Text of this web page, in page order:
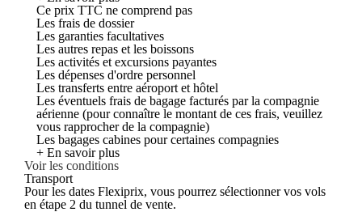
Ce prix TTC ne comprend pas
Les frais de dossier
Les garanties facultatives
Les autres repas et les boissons
Les activités et excursions payantes
Les dépenses d'ordre personnel
Les transferts entre aéroport et hôtel
Les éventuels frais de bagage facturés par la compagnie
aérienne (pour connaître le montant de ces frais, veuillez
vous rapprocher de la compagnie)
Les bagages cabines pour certaines compagnies
+ En savoir plus
Voir les conditions
Transport
Pour les dates Flexiprix, vous pourrez sélectionner vos vols
en étape 2 du tunnel de vente.